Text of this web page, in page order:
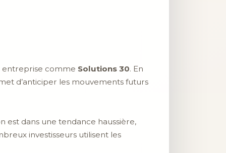
entreprise comme Solutions 30. En
d’anticiper les mouvements futurs
est dans une tendance haussière,
investisseurs utilisent les